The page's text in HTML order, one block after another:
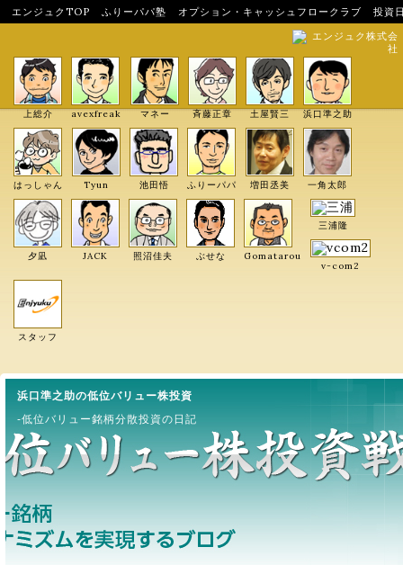
エンジュクTOP ふりーパパ塾 オプション・キャッシュフロークラブ
投資
エンジュク株式会
社
上総介 avexfreak マネー 斉藤正章 土屋賢三 浜口準之助
はっしゃん Tyun 池田悟 ふりーパパ 増田丞美 一角太郎
夕凪 JACK 照沼佳夫 ぶせな Gomatarou
三浦隆
v-com2
スタッフ
浜口準之助の低位バリュー株投資
-低位バリュー銘柄分散投資の日記